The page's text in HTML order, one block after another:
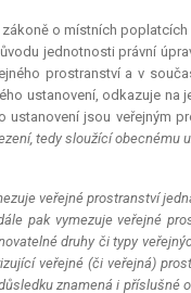
o místních poplatcích
jednotnosti právní
prostranství a v
ustanovení, odkazuje na
jsou veřejným
tedy sloužící obecnému
veřejné prostranství
pak vymezuje veřejné
druhy či typy
veřejné (či veřejná)
znamená i příslušné